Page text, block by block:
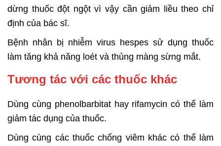
dừng thuốc đột ngột vì vậy cần giảm liều theo chỉ
định của bác sĩ.
Bệnh nhân bị nhiễm virus hespes sử dụng thuốc
làm tăng khả năng loét và thủng màng sừng mắt.
Tương tác với các thuốc khác
Dùng cùng phenolbarbitat hay rifamycin có thể làm
giảm tác dụng của thuốc.
Dùng cùng các thuốc chống viêm khác có thể làm